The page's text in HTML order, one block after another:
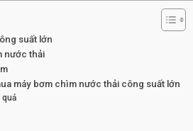
suất lớn
nước thải
máy bơm chìm nước thải công suất lớn
quả